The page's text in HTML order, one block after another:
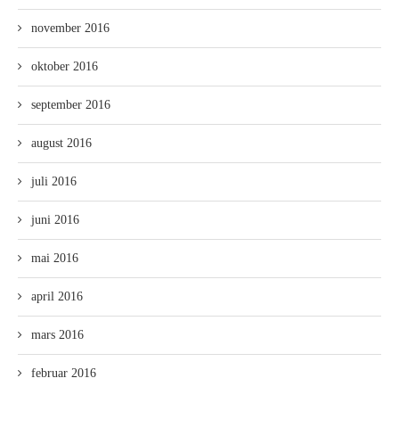
november 2016
oktober 2016
september 2016
august 2016
juli 2016
juni 2016
mai 2016
april 2016
mars 2016
februar 2016